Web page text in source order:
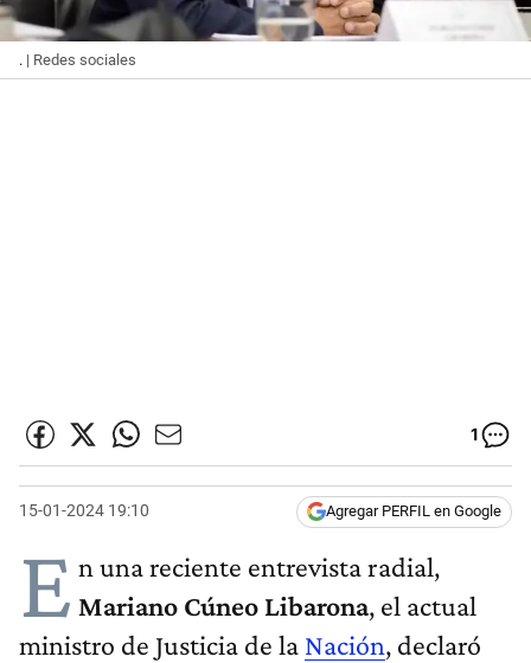
. | Redes sociales
1
15-01-2024 19:10 Agregar PERFIL en Google
E n una reciente entrevista radial,
Mariano Cúneo Libarona, el actual
ministro de Justicia de la Nación, declaró